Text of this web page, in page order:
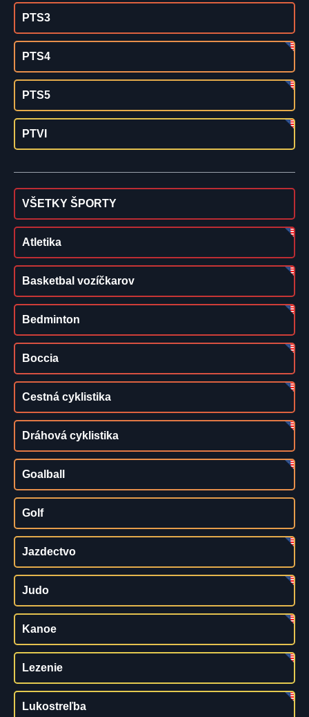
PTS3
PTS4
PTS5
PTVI
VŠETKY ŠPORTY
Atletika
Basketbal vozíčkarov
Bedminton
Boccia
Cestná cyklistika
Dráhová cyklistika
Goalball
Golf
Jazdectvo
Judo
Kanoe
Lezenie
Lukostreľba